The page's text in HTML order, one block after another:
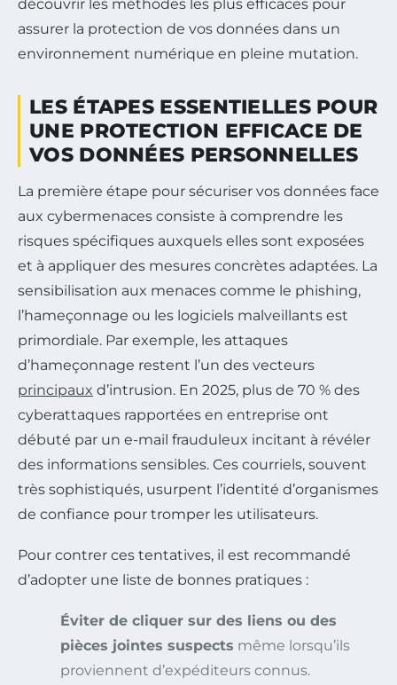
découvrir les méthodes les plus efficaces pour
assurer la protection de vos données dans un
environnement numérique en pleine mutation.
LES ÉTAPES ESSENTIELLES POUR
UNE PROTECTION EFFICACE DE
VOS DONNÉES PERSONNELLES
La première étape pour sécuriser vos données face
aux cybermenaces consiste à comprendre les
risques spécifiques auxquels elles sont exposées
et à appliquer des mesures concrètes adaptées. La
sensibilisation aux menaces comme le phishing,
l’hameçonnage ou les logiciels malveillants est
primordiale. Par exemple, les attaques
d’hameçonnage restent l’un des vecteurs
principaux d’intrusion. En 2025, plus de 70 % des
cyberattaques rapportées en entreprise ont
débuté par un e-mail frauduleux incitant à révéler
des informations sensibles. Ces courriels, souvent
très sophistiqués, usurpent l’identité d’organismes
de confiance pour tromper les utilisateurs.
Pour contrer ces tentatives, il est recommandé
d’adopter une liste de bonnes pratiques :
Éviter de cliquer sur des liens ou des
pièces jointes suspects même lorsqu’ils
proviennent d’expéditeurs connus.